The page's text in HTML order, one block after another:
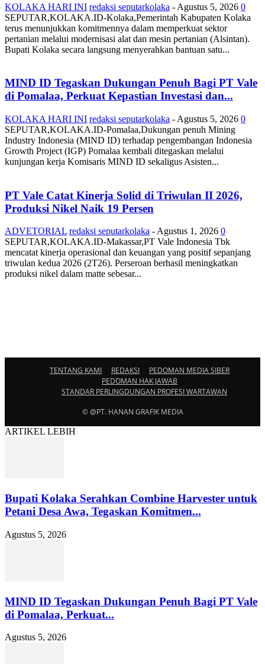
KOLAKA HARI INI redaksi seputarkolaka - Agustus 5, 2026 0
SEPUTAR,KOLAKA.ID-Kolaka,Pemerintah Kabupaten Kolaka
terus menunjukkan komitmennya dalam memperkuat sektor
pertanian melalui modernisasi alat dan mesin pertanian (Alsintan).
Bupati Kolaka secara langsung menyerahkan bantuan satu...
MIND ID Tegaskan Dukungan Penuh Bagi PT Vale
di Pomalaa, Perkuat Kepastian Investasi dan...
KOLAKA HARI INI redaksi seputarkolaka - Agustus 5, 2026 0
SEPUTAR,KOLAKA.ID-Pomalaa,Dukungan penuh Mining
Industry Indonesia (MIND ID) terhadap pengembangan Indonesia
Growth Project (IGP) Pomalaa kembali ditegaskan melalui
kunjungan kerja Komisaris MIND ID sekaligus Asisten...
PT Vale Catat Kinerja Solid di Triwulan II 2026,
Produksi Nikel Naik 19 Persen
ADVETORIAL redaksi seputarkolaka -Agustus 1, 2026 0
SEPUTAR,KOLAKA.ID-Makassar,PT Vale Indonesia Tbk
mencatat kinerja operasional dan keuangan yang positif sepanjang
triwulan kedua 2026 (2T26). Perseroan berhasil meningkatkan
produksi nikel dalam matte sebesar...
TENTANG KAMI REDAKSI
PEDOMAN MEDIA SIBER
PEDOMAN HAK JAWAB
STANDAR PERLINGDUNGAN PROFESI WARTAWAN
© @PT. HANAN GRAFIK MEDIA
ARTIKEL LEBIH
Bupati Kolaka Serahkan Combine Harvester untuk
Petani Desa Awa, Tegaskan Komitmen...
Agustus 5, 2026
MIND ID Tegaskan Dukungan Penuh Bagi PT Vale
di Pomalaa, Perkuat...
Agustus 5, 2026